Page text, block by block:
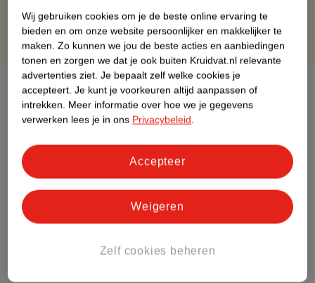
Over dit product
Productinformatie
Etiketinformatie
Nature Impact Score
Dit product heeft (nog) geen Nature
Meer informatie
Wij gebruiken cookies om je de beste online ervaring te
bieden en om onze website persoonlijker en makkelijker te
maken. Zo kunnen we jou de beste acties en aanbiedingen
tonen en zorgen we dat je ook buiten Kruidvat.nl relevante
advertenties ziet. Je bepaalt zelf welke cookies je
accepteert. Je kunt je voorkeuren altijd aanpassen of
intrekken. Meer informatie over hoe we je gegevens
verwerken lees je in ons Privacybeleid.
Zelf cookies beheren
Weigeren
Accepteer